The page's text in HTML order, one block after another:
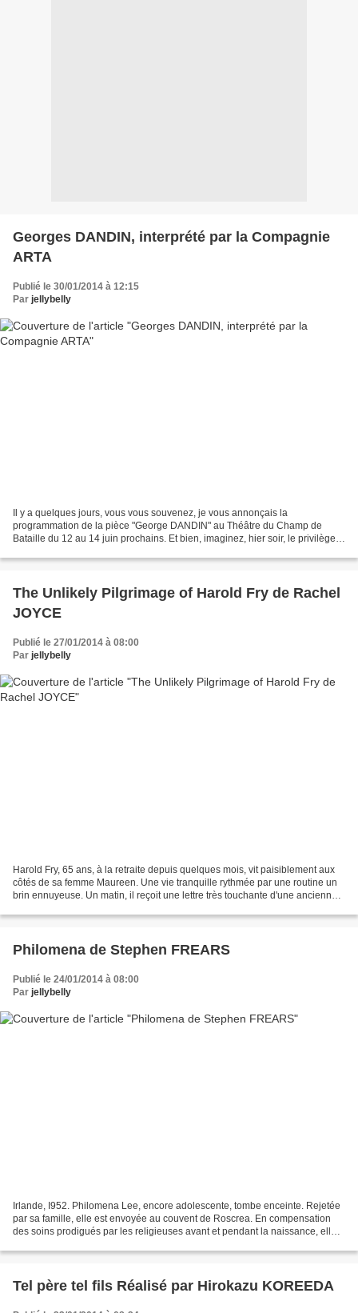
Georges DANDIN, interprété par la Compagnie
ARTA
Publié le 30/01/2014 à 12:15
Par jellybelly
Il y a quelques jours, vous vous souvenez, je vous annonçais la
programmation de la pièce "George DANDIN" au Théâtre du Champ de
Bataille du 12 au 14 juin prochains. Et bien, imaginez, hier soir, le privilège
The Unlikely Pilgrimage of Harold Fry de Rachel
JOYCE
Publié le 27/01/2014 à 08:00
Par jellybelly
Harold Fry, 65 ans, à la retraite depuis quelques mois, vit paisiblement aux
côtés de sa femme Maureen. Une vie tranquille rythmée par une routine un
brin ennuyeuse. Un matin, il reçoit une lettre très touchante d'une ancienne
Philomena de Stephen FREARS
Publié le 24/01/2014 à 08:00
Par jellybelly
Irlande, I952. Philomena Lee, encore adolescente, tombe enceinte. Rejetée
par sa famille, elle est envoyée au couvent de Roscrea. En compensation
des soins prodigués par les religieuses avant et pendant la naissance, elle
Tel père tel fils Réalisé par Hirokazu KOREEDA